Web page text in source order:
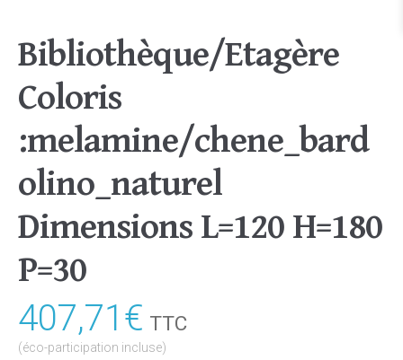
Bibliothèque/Etagère
Coloris
:melamine/chene_bard
olino_naturel
Dimensions L=120 H=180
P=30
407,71€ TTC
(éco-participation incluse)